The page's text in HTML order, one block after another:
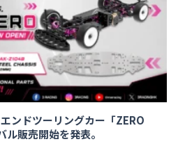
ンドツーリングカー「ZERO
ル販売開始を発表。